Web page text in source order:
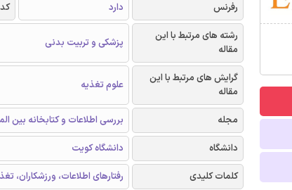
رفرنس
دارد
رشته های مرتبط با این
مقاله
پزشکی و تربیت بدنی
گرایش های مرتبط با این
مقاله
علوم تغذیه
مجله
بررسی اطلاعات و کتابخانه بین
دانشگاه
دانشگاه کویت
کلمات کلیدی
رفتارهای اطلاعات، ورزشکاران،